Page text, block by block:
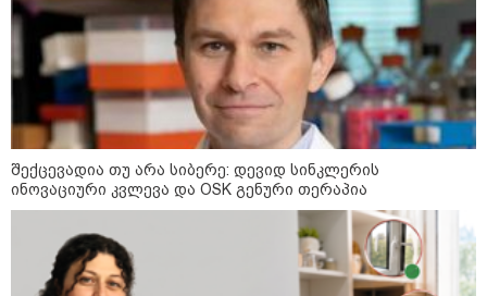
არშემდგარი ქორწინება 15 წლით უფროს
ქართველთან - ალინა კაბაევას
საიდუმლო ცხოვრება: როგორ
გამოიყურებოდა ის პლასტიკურ
ოპერაციებამდე
14:20 / 08-08-2026
"ქალაქი დავთმე, მაგრამ
ქალურობა - არა. ვერ იჯერებენ
ფერმერი თუ ვარ" - როგორ
ცხოვრობს ახალგაზრდა ქალი,
რომელიც ქალაქიდან სოფლად
გადავიდა და ფერმერი გახდა
შექცევადია თუ არა სიბერე: დევიდ სინკლერის
ინოვაციური კვლევა და OSK გენური თერაპია